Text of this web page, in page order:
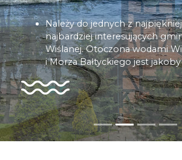
Należy do jednych z
najbardziej interesujących
Wiślanej. Otoczona wodami
i Morza Bałtyckiego jest